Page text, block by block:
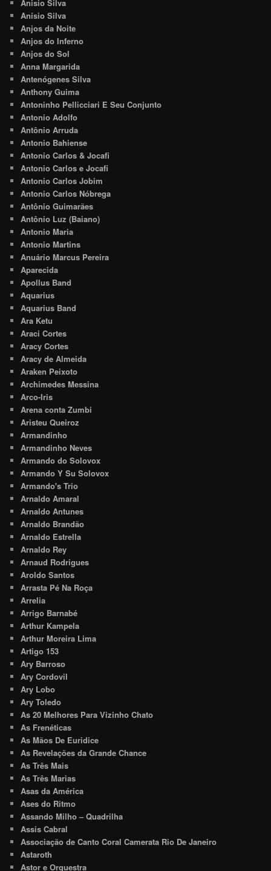
Anisio Silva
Anísio Silva
Anjos da Noite
Anjos do Inferno
Anjos do Sol
Anna Margarida
Antenógenes Silva
Anthony Guima
Antoninho Pellicciari E Seu Conjunto
Antonio Adolfo
Antônio Arruda
Antonio Bahiense
Antonio Carlos & Jocafi
Antonio Carlos e Jocafi
Antonio Carlos Jobim
Antonio Carlos Nóbrega
Antônio Guimarães
Antônio Luz (Baiano)
Antonio Maria
Antonio Martins
Anuário Marcus Pereira
Aparecida
Apollus Band
Aquarius
Aquarius Band
Ara Ketu
Araci Cortes
Aracy Cortes
Aracy de Almeida
Araken Peixoto
Archimedes Messina
Arco-Iris
Arena conta Zumbi
Aristeu Queiroz
Armandinho
Armandinho Neves
Armando do Solovox
Armando Y Su Solovox
Armando's Trio
Arnaldo Amaral
Arnaldo Antunes
Arnaldo Brandão
Arnaldo Estrella
Arnaldo Rey
Arnaud Rodrigues
Aroldo Santos
Arrasta Pé Na Roça
Arrelia
Arrigo Barnabé
Arthur Kampela
Arthur Moreira Lima
Artigo 153
Ary Barroso
Ary Cordovil
Ary Lobo
Ary Toledo
As 20 Melhores Para Vizinho Chato
As Frenéticas
As Mãos De Euridice
As Revelações da Grande Chance
As Três Mais
As Três Marias
Asas da América
Ases do Ritmo
Assando Milho – Quadrilha
Assis Cabral
Associação de Canto Coral Camerata Rio De Janeiro
Astaroth
Astor e Orquestra